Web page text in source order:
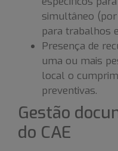
simultâneo
para trabalhos
Presença de
uma ou mais
local o
preventivas.
Gestão
do CAE